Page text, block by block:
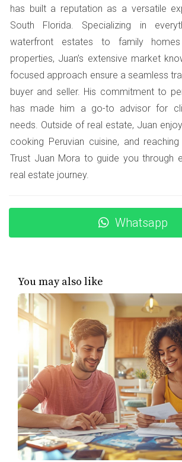
un trabajo secundario. Muchas
encontrado oportunidades en áreas
Conducción para aplicaciones
Freelancing en áreas como
redacción.
Venta de productos hechos a
plataformas como Etsy.
Clases particulares o tutorías en
académicas o habilidades
Estos trabajos no solo te proporcionan
adicional, sino que también pueden ser
divertida de explorar tus pasiones y
Inversiones inteligentes
Invertir puede parecer intimidante, pero
Fondos indexados: Son una opción
arriesgada que las acciones
rendimientos sólidos a largo
Bienes raíces: Comprar
puede generar un flujo constante
Cuentas de ahorro de alto
son inversiones tradicionales, te
intereses sobre tu dinero
Recuerda investigar y educarte antes de
financieras importantes.
Educación y capacitación
has built a reputation as a versatile
South Florida. Specializing in
waterfront estates to family
properties, Juan’s extensive market
focused approach ensure a seamless
buyer and seller. His commitment to
has made him a go-to advisor for
needs. Outside of real estate, Juan
cooking Peruvian cuisine, and
Trust Juan Mora to guide you through
real estate journey.
Whatsapp
You may also like